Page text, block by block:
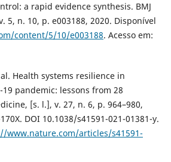
a rapid evidence synthesis. BMJ
5, n. 10, p. e003188, 2020. Disponível
content/5/10/e003188. Acesso em:
Health systems resilience in
pandemic: lessons from 28
[s. l.], v. 27, n. 6, p. 964–980,
DOI 10.1038/s41591-021-01381-y.
www.nature.com/articles/s41591-